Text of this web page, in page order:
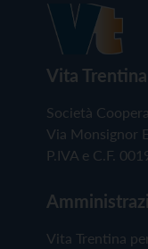
Vita
Società
Via Monsignor
P.IVA e C.F.
Vita Trentina